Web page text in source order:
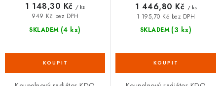
Kontakt
Obchodní podmínky
Podmínky ochrany osobních údajů
Moje objednávka
SKLADEM (4 ks)
949 Kč bez DPH
1 148,30 Kč / ks
SKLADEM (3 ks)
1 195,70 Kč bez DPH
1 446,80 Kč / ks